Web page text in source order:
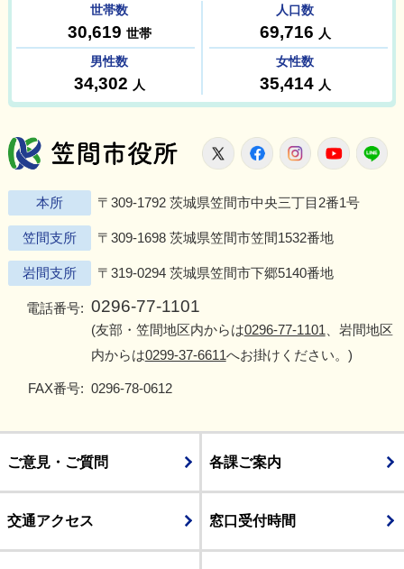
笠間市役所
X FacebookInstagram
本所 〒309-1792 茨城県笠間市中央三丁目2番1号
笠間支所 〒309-1698 茨城県笠間市笠間1532番地
岩間支所 〒319-0294 茨城県笠間市下郷5140番地
電話番号: 0296-77-1101
(友部・笠間地区内からは0296-77-1101 、岩間地区
内からは0299-37-6611へお掛けください。)
FAX番号: 0296-78-0612
ご意見・ご質問 各課ご案内
交通アクセス 窓口受付時間